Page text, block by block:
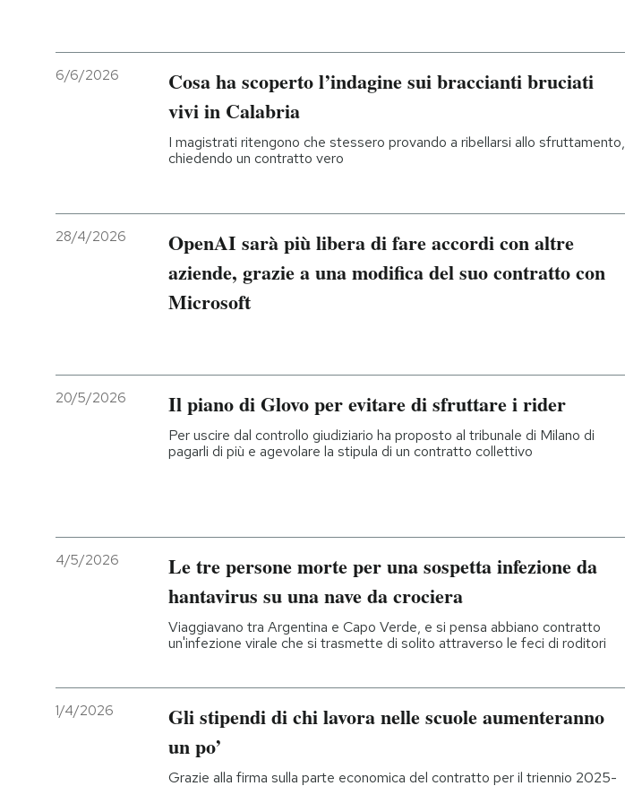
6/6/2026
Cosa ha scoperto l’indagine sui braccianti bruciati
vivi in Calabria
I magistrati ritengono che stessero provando a ribellarsi allo sfruttamento,
chiedendo un contratto vero
28/4/2026
OpenAI sarà più libera di fare accordi con altre
aziende, grazie a una modifica del suo contratto con
Microsoft
20/5/2026 Il piano di Glovo per evitare di sfruttare i rider
Per uscire dal controllo giudiziario ha proposto al tribunale di Milano di
pagarli di più e agevolare la stipula di un contratto collettivo
4/5/2026
Le tre persone morte per una sospetta infezione da
hantavirus su una nave da crociera
Viaggiavano tra Argentina e Capo Verde, e si pensa abbiano contratto
un'infezione virale che si trasmette di solito attraverso le feci di roditori
1/4/2026
Gli stipendi di chi lavora nelle scuole aumenteranno
un po’
Grazie alla firma sulla parte economica del contratto per il triennio 2025-